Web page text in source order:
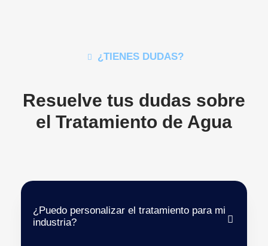
¿Puedo personalizar el tratamiento para mi
industria?
¿TIENES DUDAS?
Resuelve tus dudas sobre
el Tratamiento de Agua